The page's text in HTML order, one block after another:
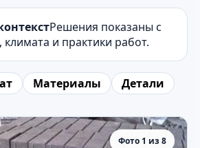
Решения показаны с
климата и практики работ.
Материалы
Детали
Фото 1 из 8